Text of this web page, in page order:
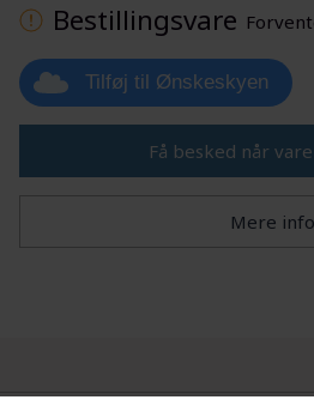
Bestillingsvare
Tilføj til Ønskeskyen
Få besked når
Mere